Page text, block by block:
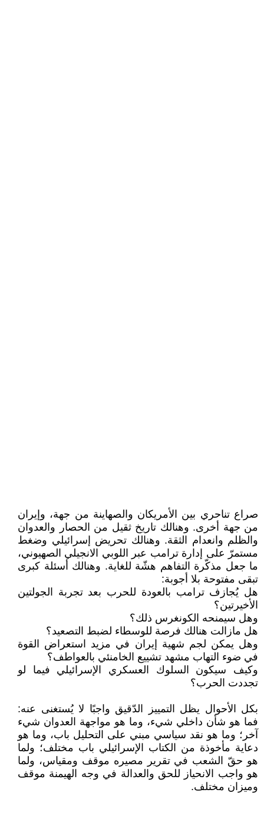
صراع تناحري بين الأمريكان والصهاينة من جهة، وإيران
من جهة أخرى. وهنالك تاريخ ثقيل من الحصار والعدوان
والظلم وانعدام الثقة. وهنالك تحريض إسرائيلي وضغط
مستمرّ على إدارة ترامب عبر اللوبي الانجيلي الصهيوني،
ما جعل مذكّرة التفاهم هشّة للغاية. وهنالك أسئلة كبرى
تبقى مفتوحة بلا أجوبة:
هل يُجازف ترامب بالعودة للحرب بعد تجربة الجولتين
الأخيرتين؟
وهل سيمنحه الكونغرس ذلك؟
هل مازالت هنالك فرصة للوسطاء لضبط التصعيد؟
وهل يمكن لجم شهية إيران في مزيد استعراض القوة
في ضوء التهاب مشهد تشييع الخامنئي بالعواطف؟
وكيف سيكون السلوك العسكري الإسرائيلي فيما لو
تجددت الحرب؟
بكل الأحوال يظل التمييز الدّقيق واجبًا لا يُستغنى عنه:
فما هو شأن داخلي شيء، وما هو مواجهة العدوان شيء
آخر؛ وما هو نقد سياسي مبني على التحليل باب، وما هو
دعاية مأخوذة من الكتاب الإسرائيلي باب مختلف؛ ولما
هو حقّ الشعب في تقرير مصيره موقف ومقياس، ولما
هو واجب الانحياز للحق والعدالة في وجه الهيمنة موقف
وميزان مختلف.